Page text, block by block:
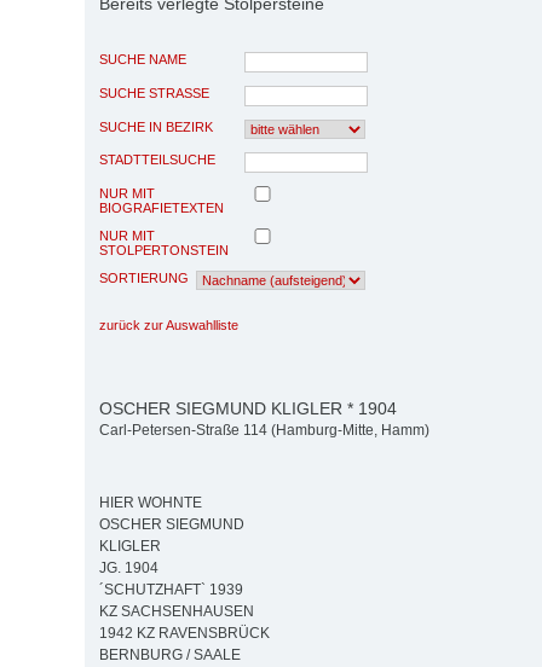
SUCHE NAME
SUCHE STRASSE
SUCHE IN BEZIRK
STADTTEILSUCHE
NUR MIT
BIOGRAFIETEXTEN
NUR MIT
STOLPERTONSTEIN
SORTIERUNG
zurück zur Auswahlliste
OSCHER SIEGMUND KLIGLER * 1904
Carl-Petersen-Straße 114 (Hamburg-Mitte, Hamm)
HIER WOHNTE
OSCHER SIEGMUND
KLIGLER
JG. 1904
´SCHUTZHAFT` 1939
KZ SACHSENHAUSEN
1942 KZ RAVENSBRÜCK
BERNBURG / SAALE